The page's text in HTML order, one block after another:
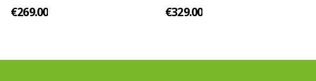
€269.00 €329.00